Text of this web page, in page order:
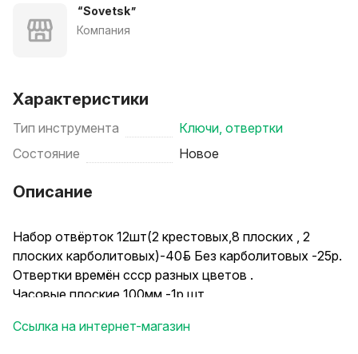
“Sovetsk”
Компания
Характеристики
Тип инструмента
Ключи, отвертки
Состояние
Новое
Описание
Набор отвёрток 12шт(2 крестовых,8 плоских , 2
плоских карболитовых)-40руб. Без карболитовых -25р.
Отвертки времён ссср разных цветов .
Часовые плоские 100мм -1р шт
Плсокий 150мм-3р шт
Ссылка на интернет-магазин